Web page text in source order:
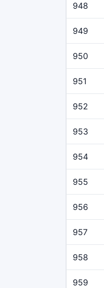
948
949
950
951
952
953
954
955
956
957
958
959